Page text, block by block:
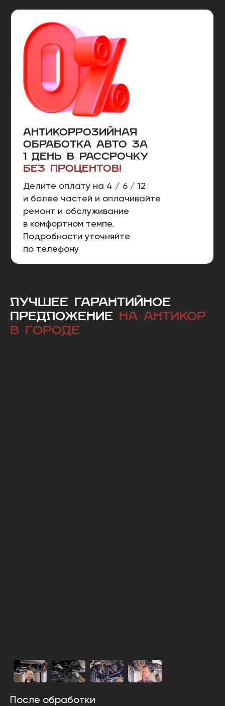
Работает при температурах -40°C...+110°C.
временем от агрессивной среды и
механических повреждений Mercasol 831
повредится (песок, гравий, мелкие камни –
царапают защитное покрытие Mercasol 831,
открывая металл.) и позволит развиваться
коррозии в местах повреждения, а также не
хотите обращаться к теме антикоррозионной
обработки 10 и более лет, то Mercasol 845 - это
то без чего вам не обойтись.
Антикоррозийная
обработка авто за
1 день в рассрочку
без процентов!
Делите оплату на 4 / 6 / 12
и более частей и оплачивайте
ремонт и обслуживание
в комфортном темпе.
Подробности уточняйте
по телефону
ЛУЧШЕЕ ГАРАНТИЙНОЕ
ПРЕДЛОЖЕНИЕ НА АНТИКОР
В ГОРОДЕ
После обработки